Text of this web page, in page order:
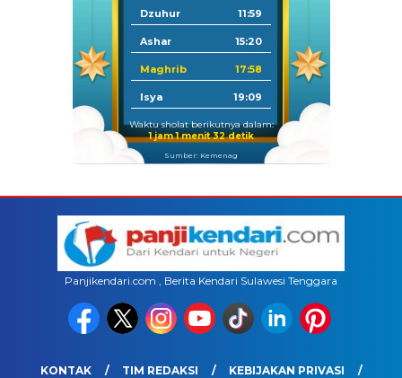
Dzuhur 11:59
Ashar 15:20
Maghrib 17:58
Isya 19:09
Waktu sholat berikutnya dalam:
1 jam 1 menit 32 detik
Sumber: Kemenag
Panjikendari.com , Berita Kendari Sulawesi Tenggara
KONTAK TIM REDAKSI KEBIJAKAN PRIVASI